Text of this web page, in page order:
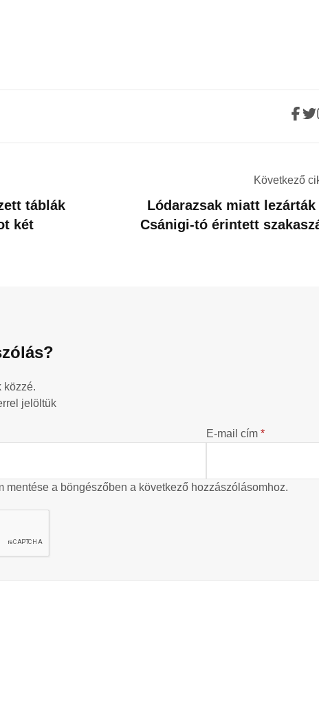
táblák
két
Következő
Lódarazsak miatt lezárták
Csánigi-tó érintett
közzé.
jelöltük
E-mail cím *
mentése a böngészőben a következő hozzászólásomhoz.